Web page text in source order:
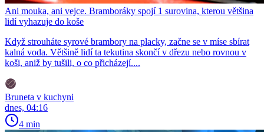
Ani mouka, ani vejce. Bramboráky spojí 1 surovina, kterou většina
lidí vyhazuje do koše
Když strouháte syrové brambory na placky, začne se v míse sbírat
kalná voda. Většině lidí ta tekutina skončí v dřezu nebo rovnou v
koši, aniž by tušili, o co přicházejí....
Bruneta v kuchyni
dnes, 04:16
4 min